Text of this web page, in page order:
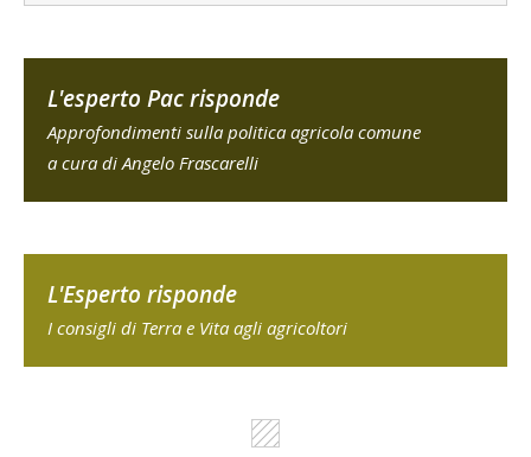
L'esperto Pac risponde
Approfondimenti sulla politica agricola comune
a cura di Angelo Frascarelli
L'Esperto risponde
I consigli di Terra e Vita agli agricoltori